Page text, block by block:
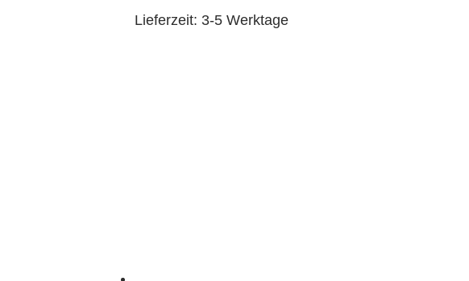
Lieferzeit: 3-5 Werktage